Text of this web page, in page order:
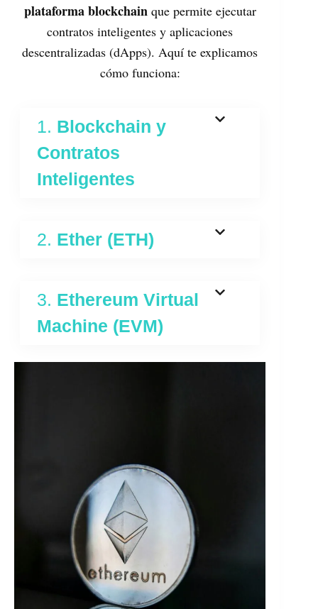
plataforma blockchainque permite ejecutar
contratos inteligentes y aplicaciones
descentralizadas (dApps). Aquí te explicamos
cómo funciona:
1. Blockchain y
Contratos
Inteligentes
2. Ether (ETH)
3. Ethereum Virtual
Machine (EVM)